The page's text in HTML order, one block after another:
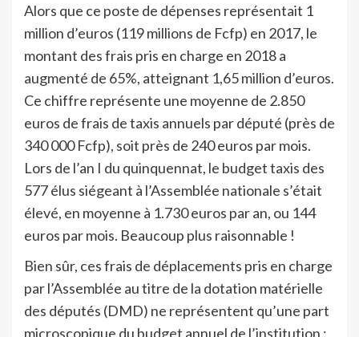
Alors que ce poste de dépenses représentait 1
million d’euros (119 millions de Fcfp) en 2017, le
montant des frais pris en charge en 2018 a
augmenté de 65%, atteignant 1,65 million d’euros.
Ce chiffre représente une moyenne de 2.850
euros de frais de taxis annuels par député (près de
340 000 Fcfp), soit près de 240 euros par mois.
Lors de l’an I du quinquennat, le budget taxis des
577 élus siégeant à l’Assemblée nationale s’était
élevé, en moyenne à 1.730 euros par an, ou 144
euros par mois. Beaucoup plus raisonnable !
Bien sûr, ces frais de déplacements pris en charge
par l’Assemblée au titre de la dotation matérielle
des députés (DMD) ne représentent qu’une part
microscopique du budget annuel de l’institution :